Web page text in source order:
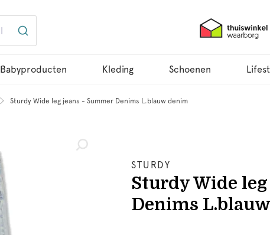
Babyproducten Kleding Schoenen
Sturdy Wide leg jeans - Summer Denims L.blauw denim
STURDY
Sturdy Wide
Denims